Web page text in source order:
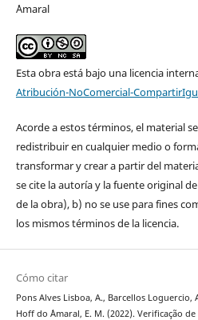
´Amaral
Esta obra está bajo una licencia
Atribución-NoComercial-
Acorde a estos términos, el material
redistribuir en cualquier medio o
transformar y crear a partir del
se cite la autoría y la fuente original
de la obra), b) no se use para fines
los mismos términos de la licencia.
Cómo citar
Pons Alves Lisboa, A., Barcellos
Hoff do ´Amaral, E. M. (2022). Verificação